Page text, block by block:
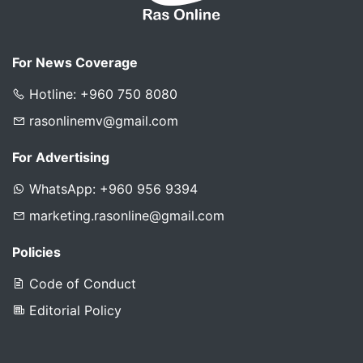
For News Coverage
Hotline: +960 750 8080
rasonlinemv@gmail.com
For Advertising
WhatsApp: +960 956 9394
marketing.rasonline@gmail.com
Policies
Code of Conduct
Editorial Policy